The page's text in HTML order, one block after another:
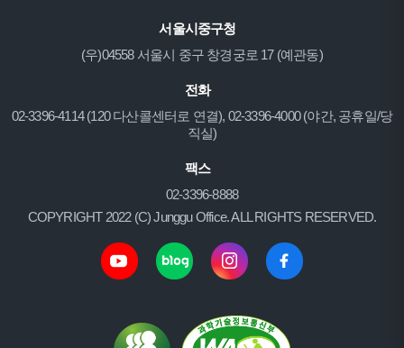
서울시중구청
(우)04558 서울시 중구 창경궁로 17 (예관동)
전화
02-3396-4114 (120 다산콜센터로 연결), 02-3396-4000 (야간, 공휴일/당
직실)
팩스
02-3396-8888
COPYRIGHT 2022 (C) Junggu Office. ALL RIGHTS RESERVED.